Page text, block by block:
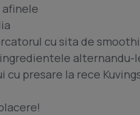
cu sita de
alternandu-
presare la rece